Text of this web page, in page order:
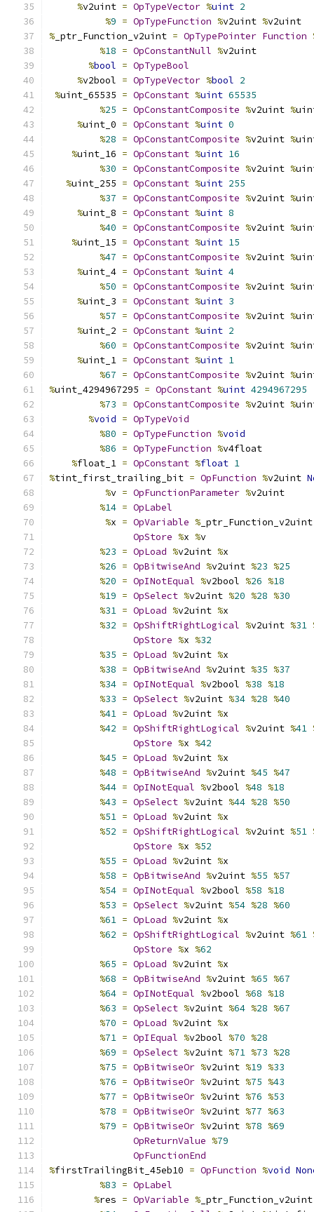
%v2uint = OpTypeVector %uint 2
%9 = OpTypeFunction %v2uint %v2uint
% _ptr_Function_v2uint = OpTypePointer Function
%18 = OpConstantNull %v2uint
%bool = OpTypeBool
%v2bool = OpTypeVector %bool 2
%uint_65535 = OpConstant %uint 65535
%25 = OpConstantComposite %v2uint %
%uint_0 = OpConstant %uint 0
%28 = OpConstantComposite %v2uint %
%uint_16 = OpConstant %uint 16
%30 = OpConstantComposite %v2uint %
%uint_255 = OpConstant %uint 255
%37 = OpConstantComposite %v2uint %
%uint_8 = OpConstant %uint 8
%40 = OpConstantComposite %v2uint %
%uint_15 = OpConstant %uint 15
%47 = OpConstantComposite %v2uint %
%uint_4 = OpConstant %uint 4
%50 = OpConstantComposite %v2uint %
%uint_3 = OpConstant %uint 3
%57 = OpConstantComposite %v2uint %
%uint_2 = OpConstant %uint 2
%60 = OpConstantComposite %v2uint %
%uint_1 = OpConstant %uint 1
%67 = OpConstantComposite %v2uint %
%uint_4294967295 = OpConstant %uint 4294967295
%73 = OpConstantComposite %v2uint %
%void = OpTypeVoid
%80 = OpTypeFunction %void
%86 = OpTypeFunction %v4float
%float_1 = OpConstant %float 1
%tint_first_trailing_bit = OpFunction %v2uint
%v = OpFunctionParameter %v2uint
%14 = OpLabel
%x = OpVariable %
OpStore %x %v
%23 = OpLoad %v2uint %x
%26 = OpBitwiseAnd %v2uint %23 %25
%20 = OpINotEqual %v2bool %26 %18
%19 = OpSelect %v2uint %20 %28 %30
%31 = OpLoad %v2uint %x
%32 = OpShiftRightLogical %v2uint %31
OpStore %x %32
%35 = OpLoad %v2uint %x
%38 = OpBitwiseAnd %v2uint %35 %37
%34 = OpINotEqual %v2bool %38 %18
%33 = OpSelect %v2uint %34 %28 %40
%41 = OpLoad %v2uint %x
%42 = OpShiftRightLogical %v2uint %41
OpStore %x %42
%45 = OpLoad %v2uint %x
%48 = OpBitwiseAnd %v2uint %45 %47
%44 = OpINotEqual %v2bool %48 %18
%43 = OpSelect %v2uint %44 %28 %50
%51 = OpLoad %v2uint %x
%52 = OpShiftRightLogical %v2uint %51
OpStore %x %52
%55 = OpLoad %v2uint %x
%58 = OpBitwiseAnd %v2uint %55 %57
%54 = OpINotEqual %v2bool %58 %18
%53 = OpSelect %v2uint %54 %28 %60
%61 = OpLoad %v2uint %x
%62 = OpShiftRightLogical %v2uint %61
OpStore %x %62
%65 = OpLoad %v2uint %x
%68 = OpBitwiseAnd %v2uint %65 %67
%64 = OpINotEqual %v2bool %68 %18
%63 = OpSelect %v2uint %64 %28 %67
%70 = OpLoad %v2uint %x
%71 = OpIEqual %v2bool %70 %28
%69 = OpSelect %v2uint %71 %73 %28
%75 = OpBitwiseOr %v2uint %19 %33
%76 = OpBitwiseOr %v2uint %75 %43
%77 = OpBitwiseOr %v2uint %76 %53
%78 = OpBitwiseOr %v2uint %77 %63
%79 = OpBitwiseOr %v2uint %78 %69
OpReturnValue %79
OpFunctionEnd
%firstTrailingBit_45eb10 = OpFunction %void
%83 = OpLabel
%res = OpVariable %